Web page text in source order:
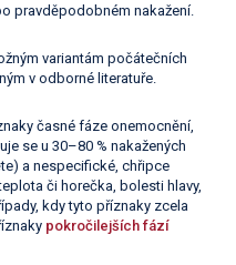
pravděpodobném nakažení.
variantám počátečních
v odborné literatuře.
časné fáze onemocnění,
se u 30–80 % nakažených
a nespecifické, chřipce
či horečka, bolesti hlavy,
kdy tyto příznaky zcela
pokročilejších fází